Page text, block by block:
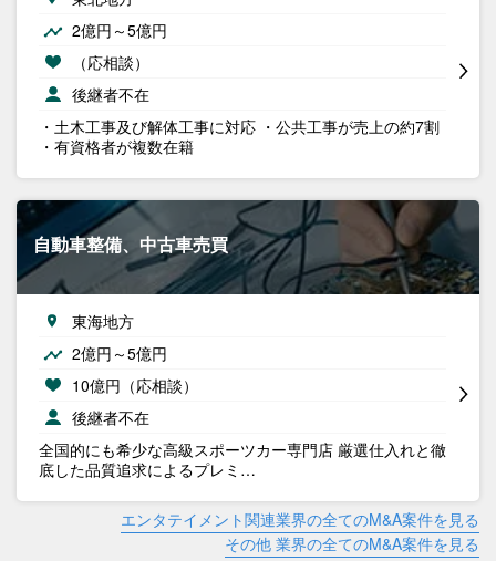
2億円～5億円
（応相談）
後継者不在
・土木工事及び解体工事に対応 ・公共工事が売上の約7割
・有資格者が複数在籍
自動車整備、中古車売買
東海地方
2億円～5億円
10億円（応相談）
後継者不在
全国的にも希少な高級スポーツカー専門店 厳選仕入れと徹
底した品質追求によるプレミ…
エンタテイメント関連業界の全てのM&A案件を見る
その他 業界の全てのM&A案件を見る